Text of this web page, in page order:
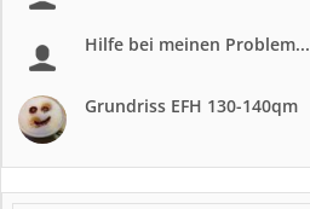
Hilfe bei meinen Problem...
Grundriss EFH 130-140qm